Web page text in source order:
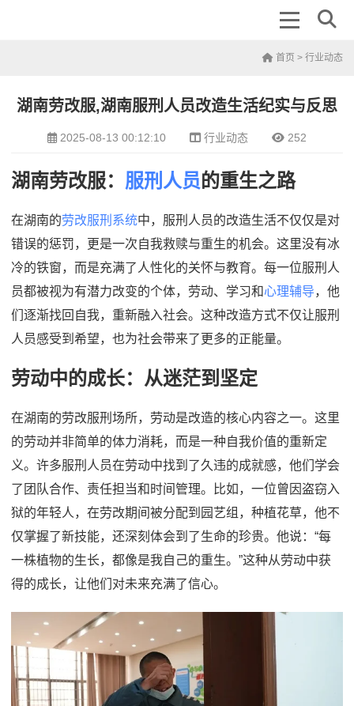
首页 > 行业动态
湖南劳改服,湖南服刑人员改造生活纪实与反思
2025-08-13 00:12:10 行业动态 252
湖南劳改服： 服刑人员的重生之路
在湖南的劳改服刑系统中，服刑人员的改造生活不仅仅是对
错误的惩罚，更是一次自我救赎与重生的机会。这里没有冰
冷的铁窗，而是充满了人性化的关怀与教育。每一位服刑人
员都被视为有潜力改变的个体，劳动、学习和心理辅导，他
们逐渐找回自我，重新融入社会。这种改造方式不仅让服刑
人员感受到希望，也为社会带来了更多的正能量。
劳动中的成长：从迷茫到坚定
在湖南的劳改服刑场所，劳动是改造的核心内容之一。这里
的劳动并非简单的体力消耗，而是一种自我价值的重新定
义。许多服刑人员在劳动中找到了久违的成就感，他们学会
了团队合作、责任担当和时间管理。比如，一位曾因盗窃入
狱的年轻人，在劳改期间被分配到园艺组，种植花草，他不
仅掌握了新技能，还深刻体会到了生命的珍贵。他说：“每
一株植物的生长，都像是我自己的重生。”这种从劳动中获
得的成长，让他们对未来充满了信心。